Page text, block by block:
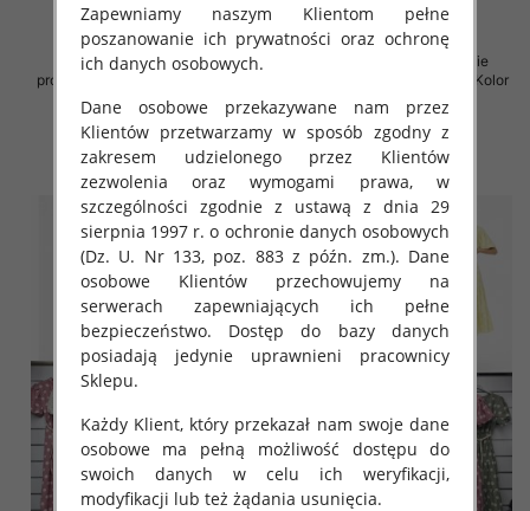
Sukienki damskie (Włoskie
produkt) Roz Standard, Mix Kolor
Paczka 5 szt
35.00 zł
szczegóły
Sukienki damskie (Włoskie
produkt) Roz Standard, Mix Kolor
36.00 zł
szczegóły
Zapewniamy naszym Klientom pełne
poszanowanie ich prywatności oraz ochronę
ich danych osobowych.
Dane osobowe przekazywane nam przez
Klientów przetwarzamy w sposób zgodny z
zakresem udzielonego przez Klientów
zezwolenia oraz wymogami prawa, w
szczególności zgodnie z ustawą z dnia 29
sierpnia 1997 r. o ochronie danych osobowych
(Dz. U. Nr 133, poz. 883 z późn. zm.). Dane
osobowe Klientów przechowujemy na
serwerach zapewniających ich pełne
bezpieczeństwo. Dostęp do bazy danych
posiadają jedynie uprawnieni pracownicy
Sklepu.
Każdy Klient, który przekazał nam swoje dane
osobowe ma pełną możliwość dostępu do
swoich danych w celu ich weryfikacji,
modyfikacji lub też żądania usunięcia.